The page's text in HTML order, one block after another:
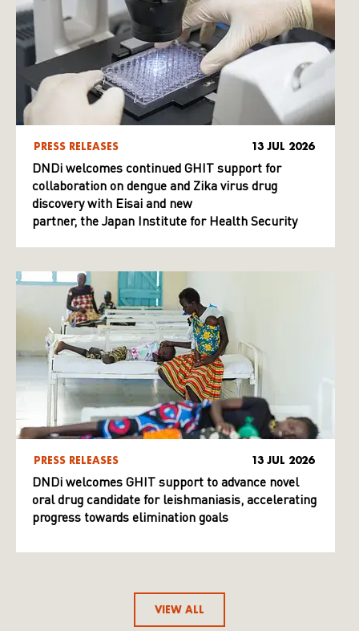
PRESS RELEASES 13 JUL 2026
DNDi welcomes continued GHIT support for
collaboration on dengue and Zika virus drug
discovery with Eisai and new
partner, the Japan Institute for Health Security
PRESS RELEASES 13 JUL 2026
DNDi welcomes GHIT support to advance novel
oral drug candidate for leishmaniasis, accelerating
progress towards elimination goals
VIEW ALL